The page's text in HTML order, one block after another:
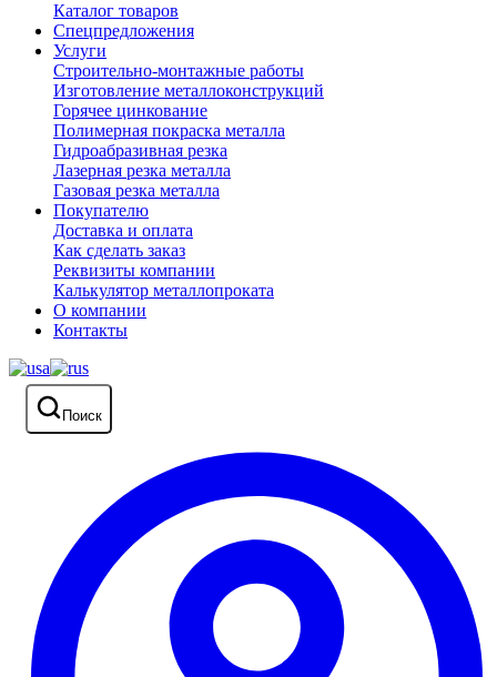
Каталог товаров
Спецпредложения
Услуги
Строительно-монтажные работы
Изготовление металлоконструкций
Горячее цинкование
Полимерная покраска металла
Гидроабразивная резка
Лазерная резка металла
Газовая резка металла
Покупателю
Доставка и оплата
Как сделать заказ
Реквизиты компании
Калькулятор металлопроката
О компании
Контакты
Поиск